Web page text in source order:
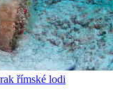
římské lodi